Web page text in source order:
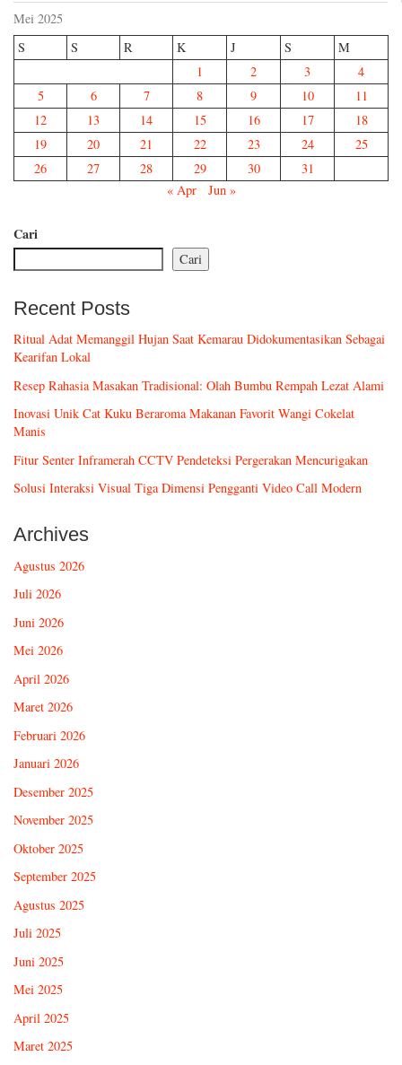
Mei 2025
S
S R K J S
M
1
2 3
4
5
6 7 8 9 10
11
12
13 14 15 16 17
18
19
20 21 22 23 24
25
26
27 28 29 30
31
« Apr
Jun »
Cari
Cari
Recent Posts
Ritual Adat Memanggil Hujan Saat Kemarau Didokumentasikan Sebagai
Kearifan Lokal
Resep Rahasia Masakan Tradisional: Olah Bumbu Rempah Lezat Alami
Inovasi Unik Cat Kuku Beraroma Makanan Favorit Wangi Cokelat
Manis
Fitur Senter Inframerah CCTV Pendeteksi Pergerakan Mencurigakan
Solusi Interaksi Visual Tiga Dimensi Pengganti Video Call Modern
Archives
Agustus 2026
Juli 2026
Juni 2026
Mei 2026
April 2026
Maret 2026
Februari 2026
Januari 2026
Desember 2025
November 2025
Oktober 2025
September 2025
Agustus 2025
Juli 2025
Juni 2025
Mei 2025
April 2025
Maret 2025